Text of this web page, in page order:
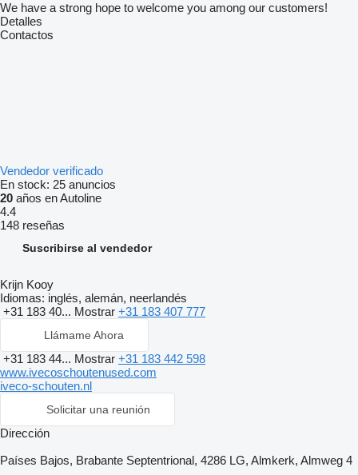
We have a strong hope to welcome you among our customers!
Detalles
Contactos
Vendedor verificado
En stock: 25 anuncios
20 años en Autoline
4.4
148 reseñas
Suscribirse al vendedor
Krijn Kooy
Idiomas: inglés, alemán, neerlandés
+31 183 40... Mostrar +31 183 407 777
Llámame Ahora
+31 183 44... Mostrar +31 183 442 598
www.ivecoschoutenused.com
iveco-schouten.nl
Solicitar una reunión
Dirección
Países Bajos, Brabante Septentrional, 4286 LG, Almkerk, Almweg 4